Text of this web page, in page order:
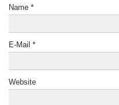
Name *
E-Mail *
Website